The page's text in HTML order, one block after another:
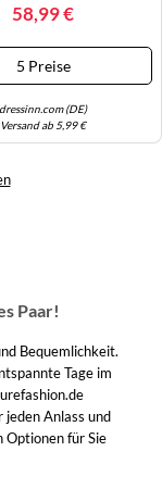
58,99 €
5 Preise
dressinn.com (DE)
Versand ab 5,99 €
Paar!
Bequemlichkeit.
Tage im
jeden Anlass und
Optionen für Sie